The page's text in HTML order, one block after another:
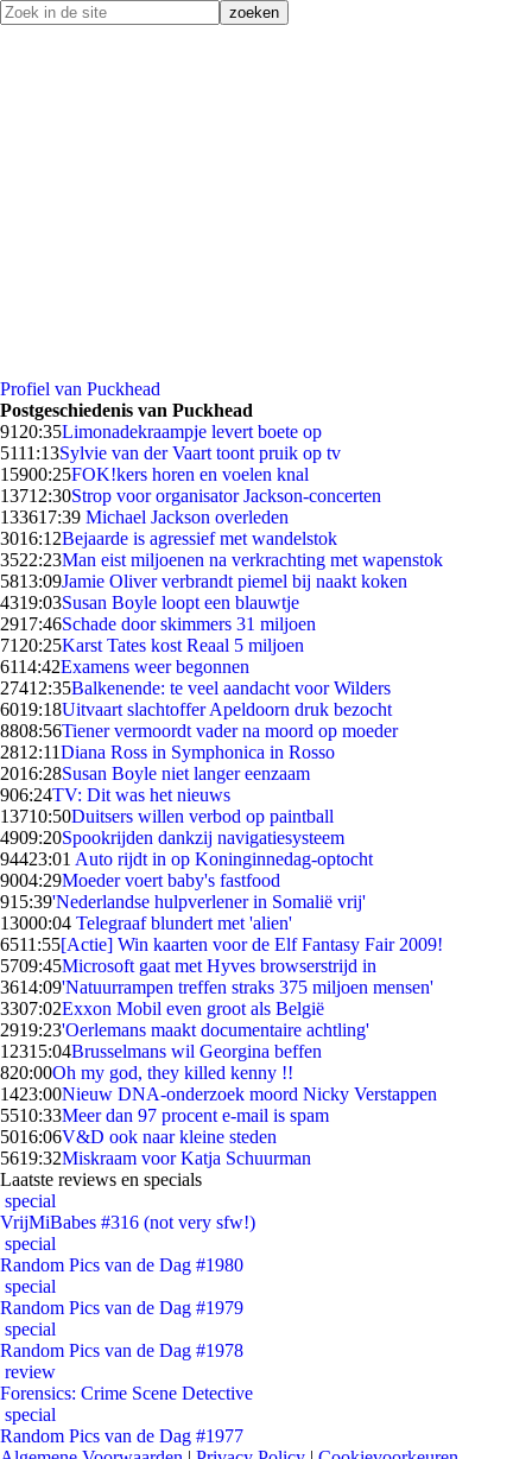
Profiel van Puckhead
Postgeschiedenis van Puckhead
91 20:35Limonadekraampje levert boete op
5111:13Sylvie van der Vaart toont pruik op tv
15900:25FOK!kers horen en voelen knal
13712:30Strop voor organisator Jackson-concerten
133617:39 Michael Jackson overleden
3016:12Bejaarde is agressief met wandelstok
3522:23Man eist miljoenen na verkrachting met wapenstok
5813:09Jamie Oliver verbrandt piemel bij naakt koken
4319:03Susan Boyle loopt een blauwtje
2917:46Schade door skimmers 31 miljoen
71 20:25Karst Tates kost Reaal 5 miljoen
6114:42Examens weer begonnen
27412:35Balkenende: te veel aandacht voor Wilders
6019:18Uitvaart slachtoffer Apeldoorn druk bezocht
8808:56Tiener vermoordt vader na moord op moeder
2812:11Diana Ross in Symphonica in Rosso
2016:28Susan Boyle niet langer eenzaam
906:24TV: Dit was het nieuws
13710:50Duitsers willen verbod op paintball
4909:20Spookrijden dankzij navigatiesysteem
94423:01 Auto rijdt in op Koninginnedag-optocht
9004:29Moeder voert baby's fastfood
915:39'Nederlandse hulpverlener in Somalië vrij'
13000:04 Telegraaf blundert met 'alien'
6511:55[Actie] Win kaarten voor de Elf Fantasy Fair 2009!
5709:45Microsoft gaat met Hyves browserstrijd in
3614:09'Natuurrampen treffen straks 375 miljoen mensen'
3307:02Exxon Mobil even groot als België
2919:23'Oerlemans maakt documentaire achtling'
12315:04Brusselmans wil Georgina beffen
820:00Oh my god, they killed kenny !!
1423:00Nieuw DNA-onderzoek moord Nicky Verstappen
5510:33Meer dan 97 procent e-mail is spam
5016:06V&D ook naar kleine steden
5619:32Miskraam voor Katja Schuurman
Laatste reviews en specials
special
VrijMiBabes #316 (not very sfw!)
special
Random Pics van de Dag #1980
special
Random Pics van de Dag #1979
special
Random Pics van de Dag #1978
review
Forensics: Crime Scene Detective
special
Random Pics van de Dag #1977